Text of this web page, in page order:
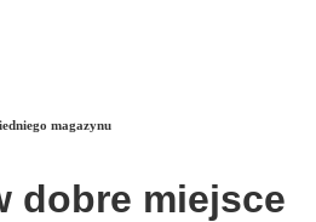
magazynu
dobre miejsce